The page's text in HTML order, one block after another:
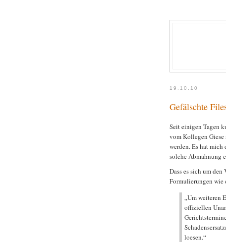
19.10.10
Gefälschte
Seit einigen Tagen
vom Kollegen Giese
werden. Es hat mich
solche Abmahnung
Dass es sich um
Formulierungen wie
„Um weiteren
offiziellen
loesen.“